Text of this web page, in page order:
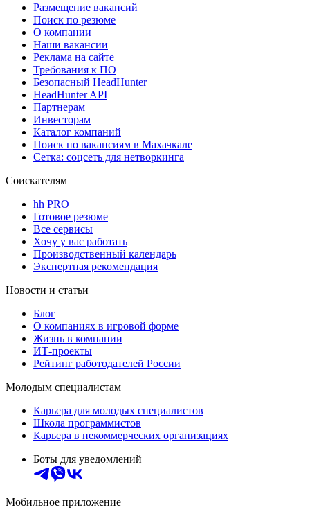
Размещение вакансий
Поиск по резюме
О компании
Наши вакансии
Реклама на сайте
Требования к ПО
Безопасный HeadHunter
HeadHunter API
Партнерам
Инвесторам
Каталог компаний
Поиск по вакансиям в Махачкале
Сетка: соцсеть для нетворкинга
Соискателям
hh PRO
Готовое резюме
Все сервисы
Хочу у вас работать
Производственный календарь
Экспертная рекомендация
Новости и статьи
Блог
О компаниях в игровой форме
Жизнь в компании
ИТ-проекты
Рейтинг работодателей России
Молодым специалистам
Карьера для молодых специалистов
Школа программистов
Карьера в некоммерческих организациях
Боты для уведомлений
Мобильное приложение